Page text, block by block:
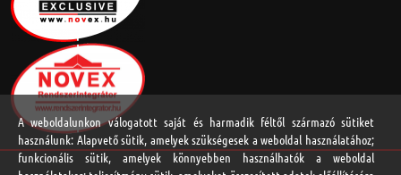
A weboldalunkon válogatott saját és harmadik féltől származó sütiket
használunk: Alapvető sütik, amelyek szükségesek a weboldal használatához;
funkcionális sütik, amelyek könnyebben használhatók a weboldal